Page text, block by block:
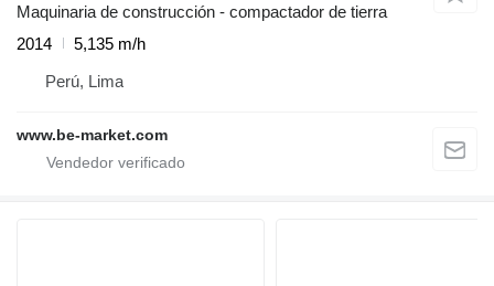
Maquinaria de construcción - compactador de tierra
2014
5,135 m/h
Perú, Lima
www.be-market.com